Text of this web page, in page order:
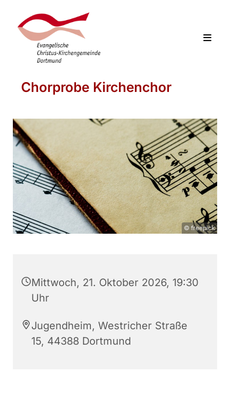
Chorprobe Kirchenchor
© freepick
Mittwoch, 21. Oktober 2026, 19:30
Uhr
Jugendheim, Westricher Straße
15, 44388 Dortmund